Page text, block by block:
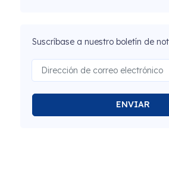
Suscríbase a nuestro boletín de
ENVIAR